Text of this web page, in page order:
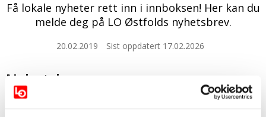
Få lokale nyheter rett inn i innboksen! Her kan du
melde deg på LO Østfolds nyhetsbrev.
20.02.2019 Sist oppdatert 17.02.2026
Nyhetsbrev
Ved å fylle inn din e-postadresse og trykke